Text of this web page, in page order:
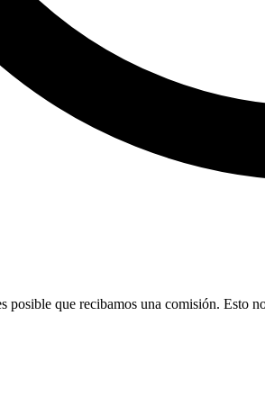
posible que recibamos una comisión. Esto